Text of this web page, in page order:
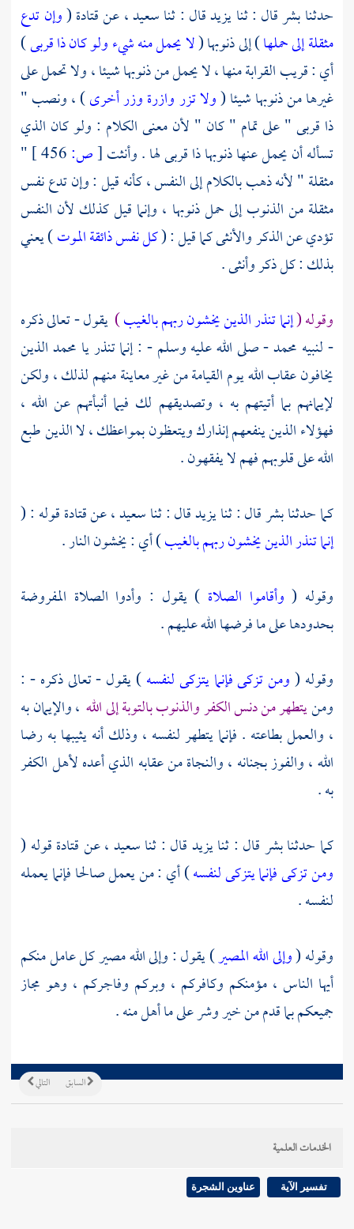
حدثنابشرقال : ثنايزيدقال : ثناسعيد ،عنقتادة(وإن تدع
مثقلة إلى حملها) إلى ذنوبها (لا يحمل منه شيء ولو كان ذا قربى)
أي : قريب القرابة منها ، لا يحمل من ذنوبها شيئا ، ولا تحمل على
غيرها من ذنوبها شيئا (ولا تزر وازرة وزر أخرى) ، ونصب "
ذا قربى " على تمام " كان " لأن معنى الكلام : ولو كان الذي
تسأله أن يحمل عنها ذنوبها ذا قربى لها . وأنثت[ص:
"
مثقلة " لأنه ذهب بالكلام إلى النفس ، كأنه قيل : وإن تدع نفس
مثقلة من الذنوب إلى حمل ذنوبها ، وإنما قيل كذلك لأن النفس
تؤدي عن الذكر والأنثى كما قيل : (كل نفس ذائقة الموت) يعني
بذلك : كل ذكر وأنثى .
وقوله (إنما تنذر الذين يخشون ربهم بالغيب) يقول - تعالى ذكره
- لنبيه محمد- صلى الله عليه وسلم - : إنما تنذر يا محمدالذين
يخافون عقاب الله يوم القيامة من غير معاينة منهم لذلك ، ولكن
لإيمانهم بما أتيتهم به ، وتصديقهم لك فيما أنبأتهم عن الله ،
فهؤلاء الذين ينفعهم إنذارك ويتعظون بمواعظك ، لا الذين طبع
الله على قلوبهم فهم لا يفقهون .
كما حدثنابشرقال : ثنايزيدقال : ثناسعيد ،عنقتادةقوله : (
إنما تنذر الذين يخشون ربهم بالغيب) أي : يخشون النار .
وقوله ( وأقاموا الصلاة ) يقول : وأدوا الصلاة المفروضة
بحدودها على ما فرضها الله عليهم .
وقوله (ومن تزكى فإنما يتزكى لنفسه) يقول - تعالى ذكره - :
ومنيتطهر من دنس الكفر والذنوب بالتوبة إلى الله ، والإيمان به
، والعمل بطاعته . فإنما يتطهر لنفسه ، وذلك أنه يثيبها به رضا
الله ، والفوز بجنانه ، والنجاة من عقابه الذي أعده لأهل الكفر
به .
كما حدثنابشرقال : ثنايزيدقال : ثناسعيد ،عنقتادةقوله (
ومن تزكى فإنما يتزكى لنفسه) أي : من يعمل صالحا فإنما يعمله
لنفسه .
وقوله (وإلى الله المصير) يقول : وإلى الله مصير كل عامل منكم
أيها الناس ، مؤمنكم وكافركم ، وبركم وفاجركم ، وهو مجاز
جميعكم بما قدم من خير وشر على ما أهل منه .
التالي السابق
الخدمات العلمية
تفسير الآية عناوين الشجرة